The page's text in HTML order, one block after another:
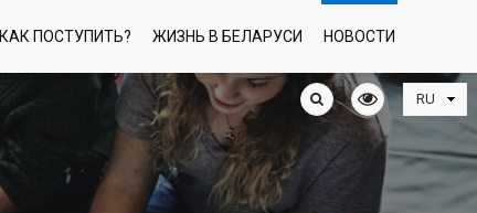
КАК ПОСТУПИТЬ? ЖИЗНЬ В БЕЛАРУСИ НОВОСТИ